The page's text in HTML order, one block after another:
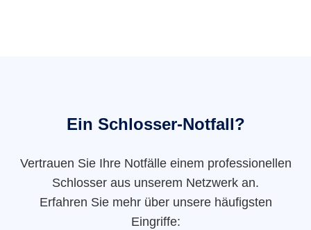
Ein Schlosser-Notfall?
Vertrauen Sie Ihre Notfälle einem professionellen
Schlosser aus unserem Netzwerk an.
Erfahren Sie mehr über unsere häufigsten
Eingriffe: